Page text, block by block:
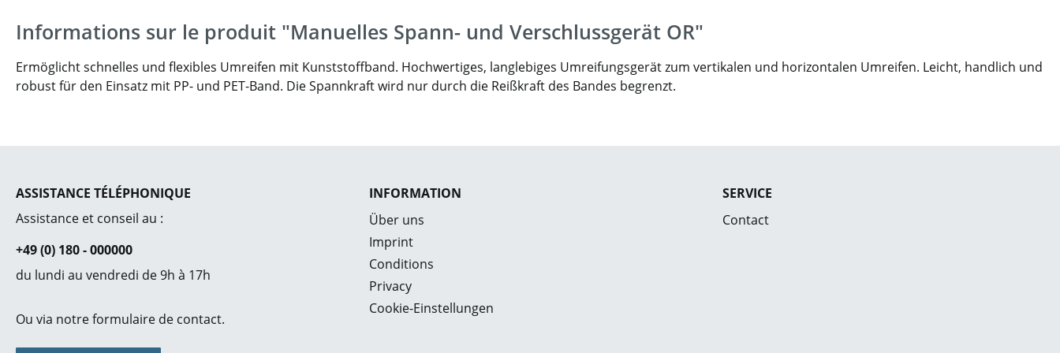
Informations sur le produit "Manuelles Spann- und Verschlussgerät OR"
Ermöglicht schnelles und flexibles Umreifen mit Kunststoffband. Hochwertiges, langlebiges Umreifungsgerät zum vertikalen und horizontalen Umreifen. Leicht, handlich und
robust für den Einsatz mit PP- und PET-Band. Die Spannkraft wird nur durch die Reißkraft des Bandes begrenzt.
ASSISTANCE TÉLÉPHONIQUE
Assistance et conseil au :
+49 (0) 180 - 000000
du lundi au vendredi de 9h à 17h
Ou via notreformulaire de contact.
INFORMATION
Über uns
Imprint
Conditions
Privacy
Cookie-Einstellungen
SERVICE
Contact